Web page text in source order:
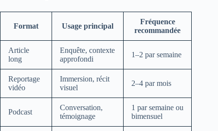
Format Usage principal
Fréquence
recommandée
Article
long
Enquête, contexte
approfondi
1–2 par semaine
Reportage
vidéo
Immersion, récit
visuel
2–4 par mois
Podcast
Conversation,
témoignage
1 par semaine ou
bimensuel